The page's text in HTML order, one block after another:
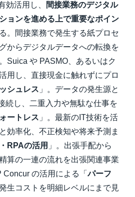
効活用し、
間接業務のデジタル
ョンを進める上で重要なポイン
。間接業務で発生する紙プロセ
からデジタルデータへの転換を
Suica や PASMO、あるいはク
用し、直接現金に触れずにプロ
シュレス 」。データの発生源と
続し、二重入力や無駄な仕事を
ートレス 」。最新のIT技術を活
効率化、不正検知や将来予測ま
RPAの活用 」。出張手配から
算の一連の流れを出張関連事業
Concur の活用による「パーフ
生コストを明細レベルにまで見